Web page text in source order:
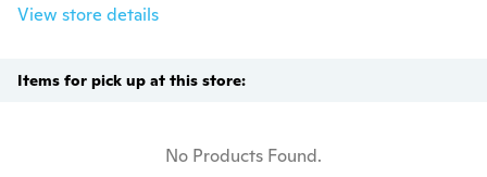
View store details
Items for pick up at this store:
No Products Found.